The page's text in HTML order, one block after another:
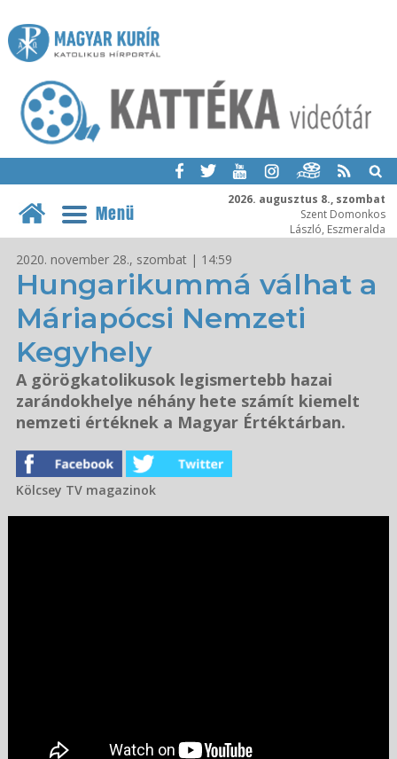
2026. augusztus 8., szombat
Szent Domonkos
László, Eszmeralda
Menü
2020. november 28., szombat | 14:59
Hungarikummá válhat a
Máriapócsi Nemzeti
Kegyhely
A görögkatolikusok legismertebb hazai
zarándokhelye néhány hete számít kiemelt
nemzeti értéknek a Magyar Értéktárban.
Kölcsey TV magazinok